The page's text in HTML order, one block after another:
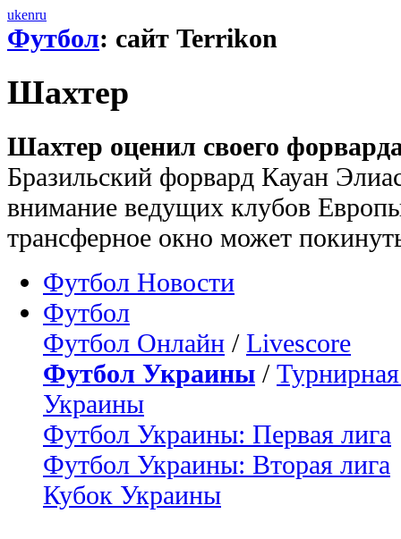
ukenru
Футбол: сайт Terrikon
Шахтер
Шахтер оценил своего
Бразильский форвард Кауан
внимание ведущих клубов
трансферное окно может
Футбол Новости
Футбол
Футбол Онлайн / Livescore
Футбол Украины /
Украины
Футбол Украины: Первая лига
Футбол Украины: Вторая лига
Кубок Украины